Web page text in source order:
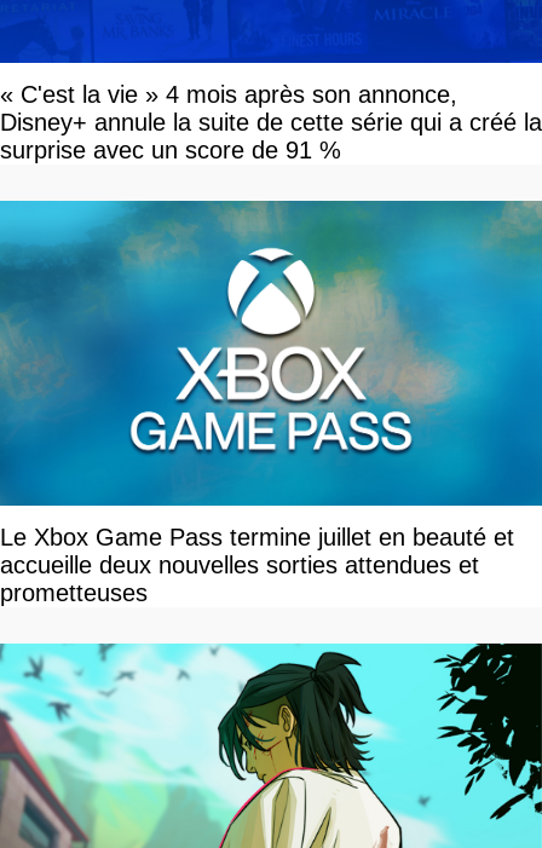
« C'est la vie » 4 mois après son annonce,
Disney+ annule la suite de cette série qui a créé la
surprise avec un score de 91 %
Le Xbox Game Pass termine juillet en beauté et
accueille deux nouvelles sorties attendues et
prometteuses